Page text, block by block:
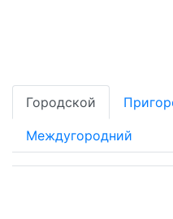
Городской
Междугородний